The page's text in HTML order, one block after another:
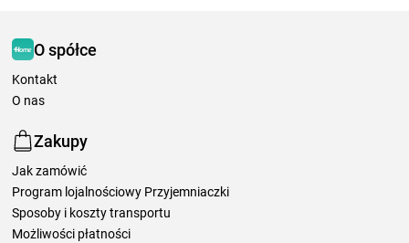
O spółce
Kontakt
O nas
Zakupy
Jak zamówić
Program lojalnościowy Przyjemniaczki
Sposoby i koszty transportu
Możliwości płatności